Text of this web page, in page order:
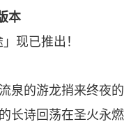
本
现已推出！
泉的游龙捎来终夜的
长诗回荡在圣火永燃